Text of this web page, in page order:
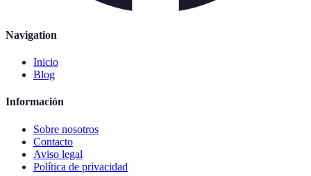
Navigation
Inicio
Blog
Información
Sobre nosotros
Contacto
Aviso legal
Política de privacidad